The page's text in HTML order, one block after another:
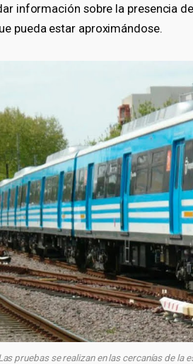
información sobre la presencia
pueda estar aproximándose.
pruebas se realizan en las cercanías de la